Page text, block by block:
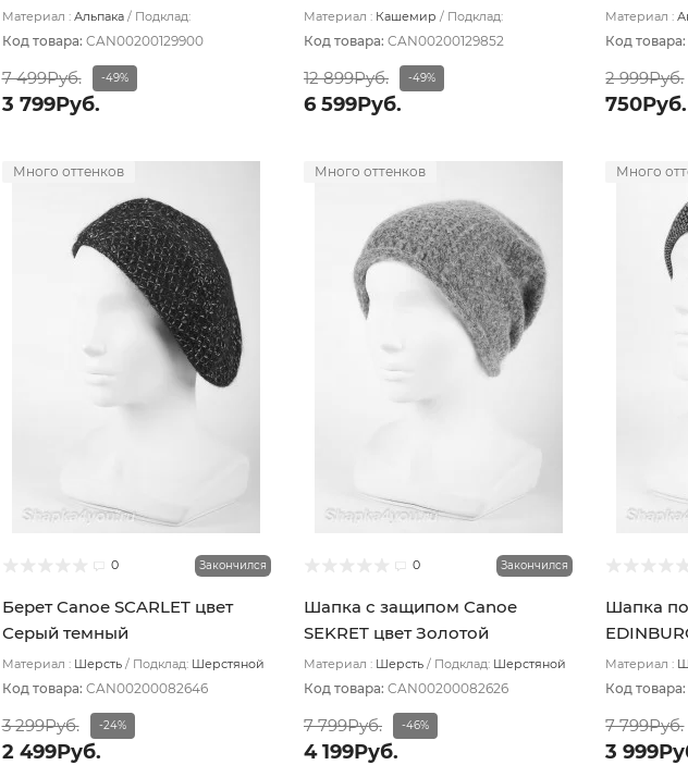
Материал : Альпака
Подклад:
Код товара: CAN00200129900
7 499Руб. -49%
3 799Руб.
Материал : Кашемир
Подклад:
Код товара: CAN00200129852
12 899Руб. -49%
6 599Руб.
Материал :
Код
2 999Руб.
750Руб.
Много оттенков
0 Закончился
Берет Canoe SCARLET цвет
Серый темный
Материал : Шерсть Подклад: Шерстяной
Код товара: CAN00200082646
3 299Руб. -24%
2 499Руб.
Много оттенков
0 Закончился
Шапка с защипом Canoe
SEKRET цвет Золотой
Материал : Шерсть Подклад: Шерстяной
Код товара: CAN00200082626
7 799Руб. -46%
4 199Руб.
Много
Шапка
темный
Материал :
Код
7 799Руб.
3